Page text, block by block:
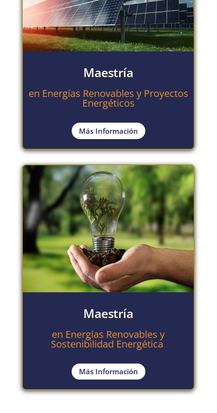
Maestría
en Energías Renovables y Proyectos
Energéticos
Más Información
Maestría
en Energías Renovables y
Sostenibilidad Energética
Más Información